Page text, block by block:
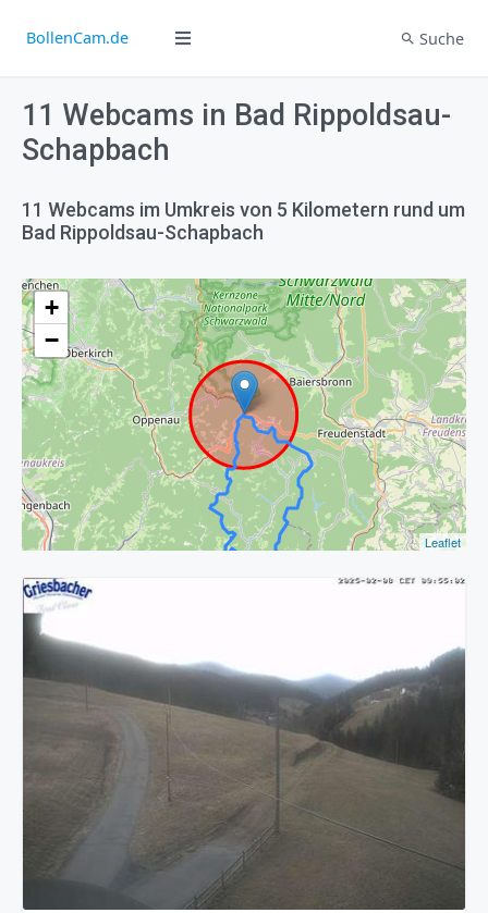
BollenCam.de Suche
11 Webcams in Bad Rippoldsau-
Schapbach
11 Webcams im Umkreis von 5 Kilometern rund um
Bad Rippoldsau-Schapbach
+
−
Leaflet